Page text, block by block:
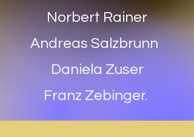
Norbert Rainer
Andreas Salzbrunn
Daniela Zuser
Franz Zebinger.